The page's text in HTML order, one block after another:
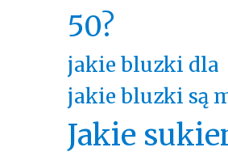
50?
jakie bluzki dla
jakie bluzki są
Jakie